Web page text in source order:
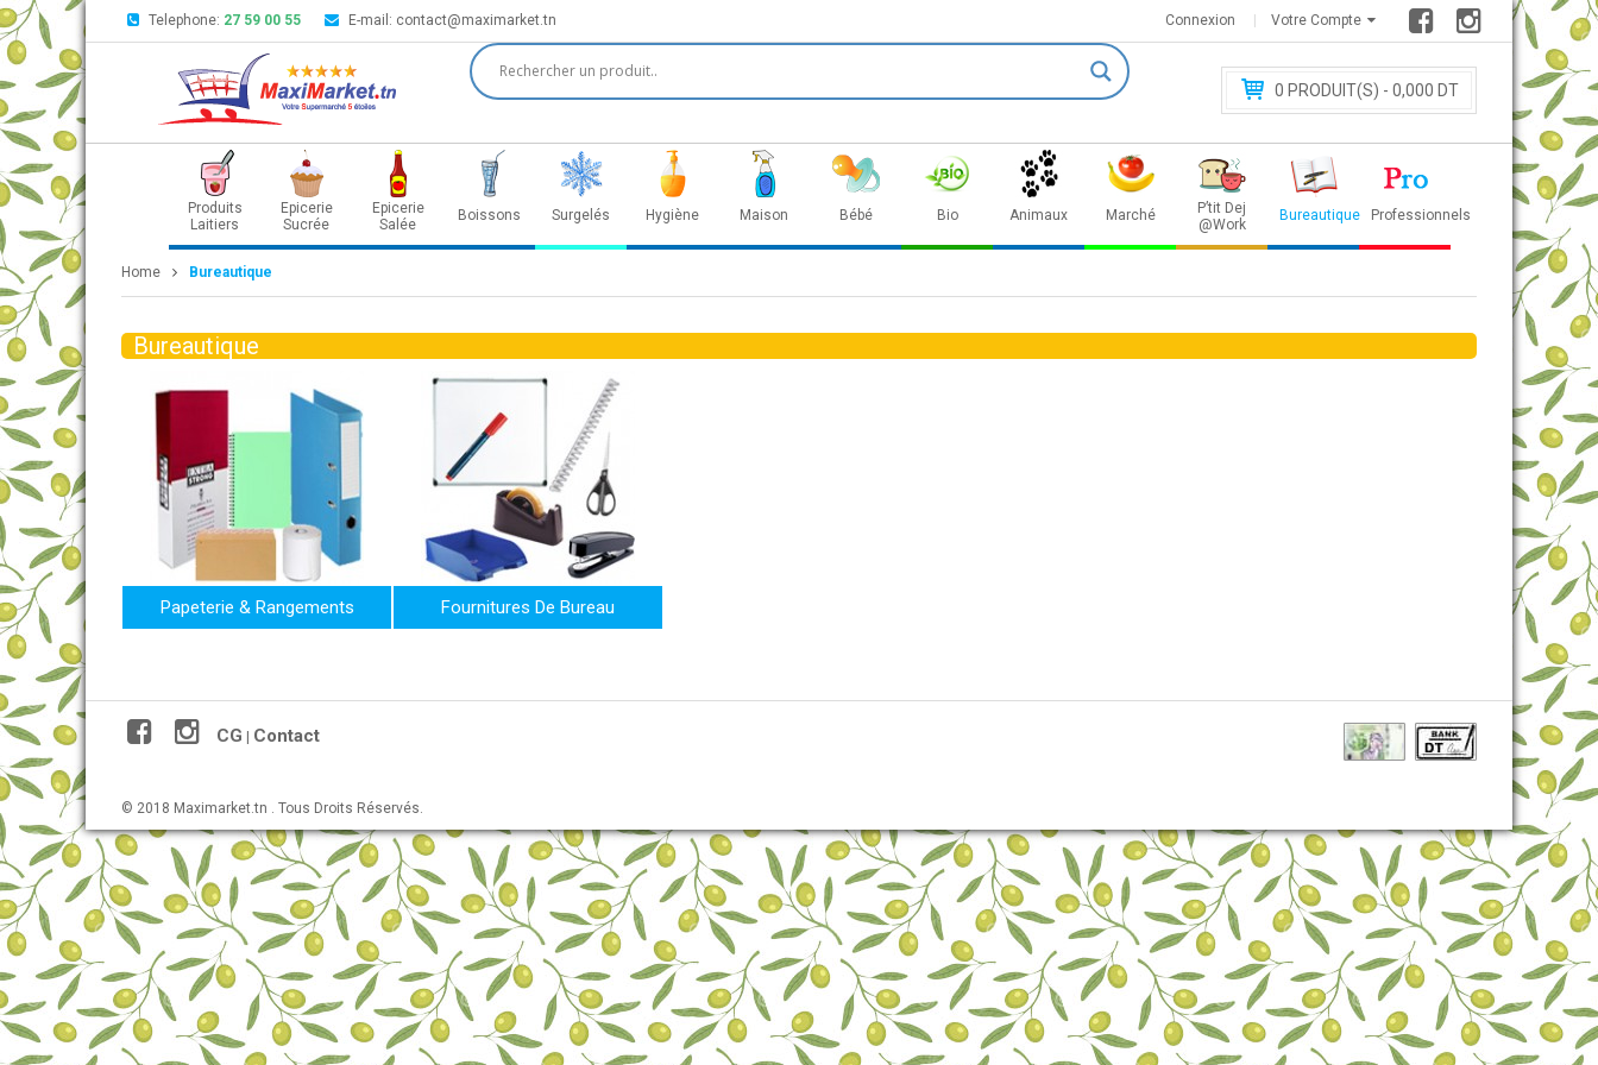
Telephone: 27 59 00 55 E-mail: contact@maximarket.tn Votre Compte
Connexion
0 PRODUIT(S) - 0,000 DT
Produits
Laitiers
Epicerie
Sucrée
Epicerie
Salée
Boissons Surgelés Hygiène Maison Bébé Bio Animaux Marché
P’tit Dej
@Work
Bureautique Professionnels
Home Bureautique
Bureautique
Papeterie & Rangements Fournitures De Bureau
CG Contact
© 2018 Maximarket.tn . Tous Droits Réservés.